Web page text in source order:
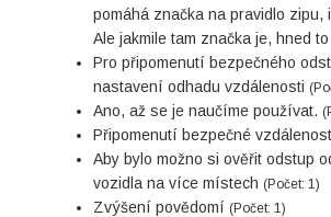
pomáhá značka na pravidlo zipu,
Ale jakmile tam značka je, hned
Pro připomenutí bezpečného
nastavení odhadu vzdálenosti
Ano, až se je naučíme používat.
Připomenutí bezpečné
Aby bylo možno si ověřit odstup
vozidla na více místech (Počet: 1)
Zvýšení povědomí (Počet: 1)